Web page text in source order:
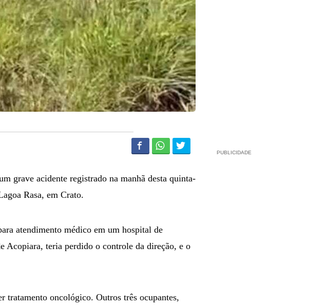
grave acidente registrado na manhã desta quinta-
Rasa, em Crato.
atendimento médico em um hospital de
Acopiara, teria perdido o controle da direção, e o
tratamento oncológico. Outros três ocupantes,
PUBLICIDADE